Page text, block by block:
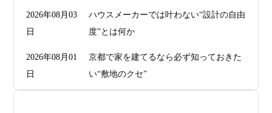
2026年08月03
日
ハウスメーカーでは叶わない“設計の自由
度”とは何か
2026年08月01
日
京都で家を建てるなら必ず知っておきた
い“敷地のクセ”